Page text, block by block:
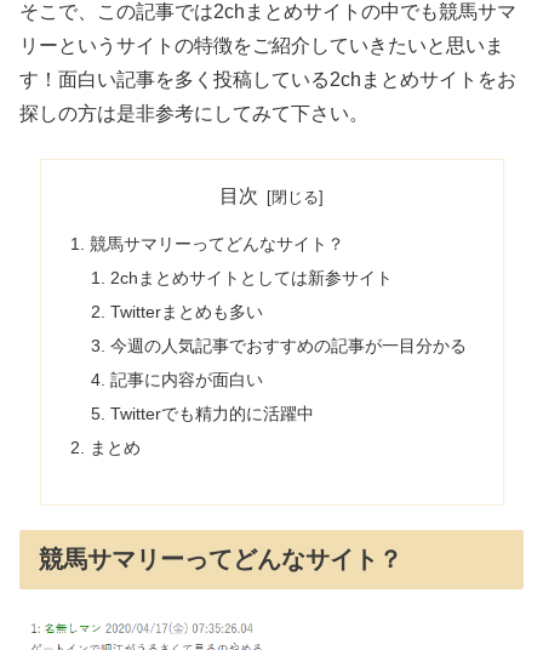
そこで、この記事では2chまとめサイトの中でも競馬サマ
リーというサイトの特徴をご紹介していきたいと思いま
す！面白い記事を多く投稿している2chまとめサイトをお
探しの方は是非参考にしてみて下さい。
目次
競馬サマリーってどんなサイト？
2chまとめサイトとしては新参サイト
Twitterまとめも多い
今週の人気記事でおすすめの記事が一目分かる
記事に内容が面白い
Twitterでも精力的に活躍中
まとめ
競馬サマリーってどんなサイト？